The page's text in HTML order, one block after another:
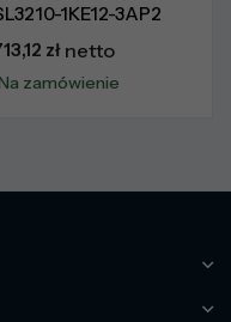
1KE12-3AP2
zł netto
zamówienie